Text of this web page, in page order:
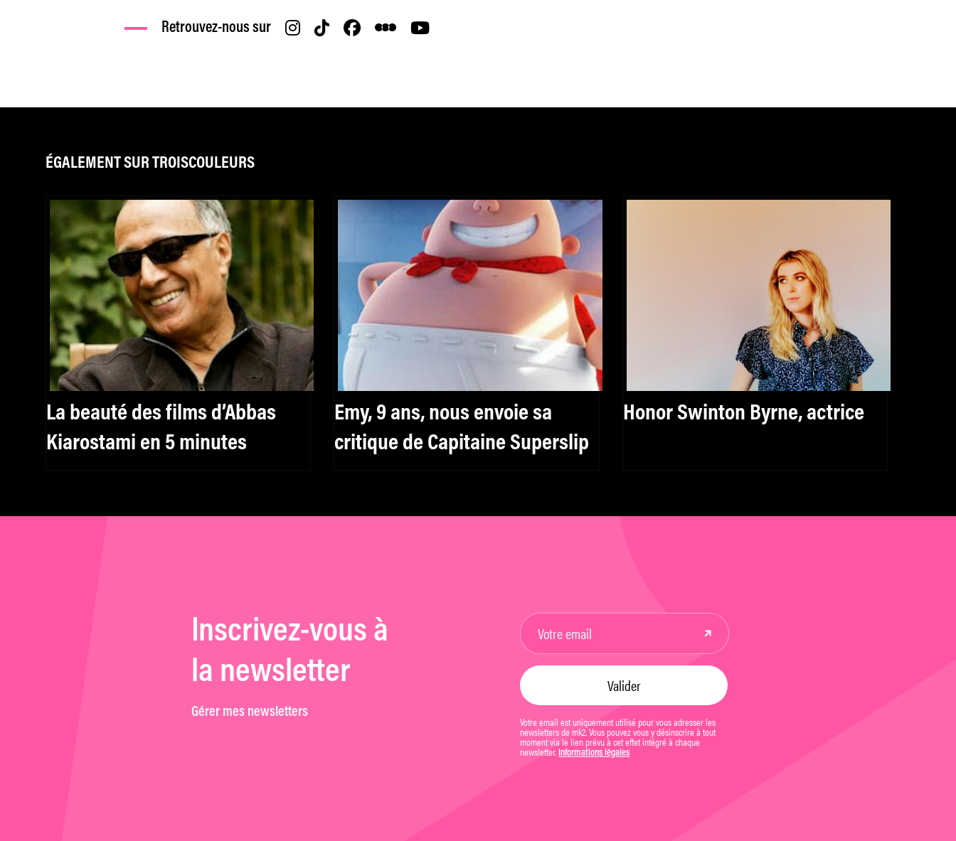
Retrouvez-nous sur
ÉGALEMENT SUR TROISCOULEURS
La beauté des films d’Abbas
Kiarostami en 5 minutes
Emy, 9 ans, nous envoie sa
critique de Capitaine Superslip
Honor Swinton Byrne, actrice
Inscrivez-vous à
la newsletter
Gérer mes newsletters
Votre email est uniquement utilisé pour vous adresser les
newsletters de mk2. Vous pouvez vous y désinscrire à tout
moment via le lien prévu à cet effet intégré à chaque
newsletter. Informations légales